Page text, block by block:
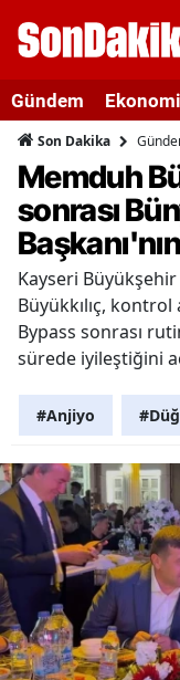
Gündem Ekonomi
Son Dakika
Memduh
sonrası
Kayseri
Büyükkılıç, kontrol
Bypass sonrası
sürede iyileştiğini
#Anjiyo